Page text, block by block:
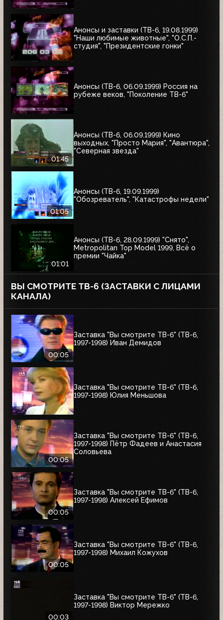
Анонсы и заставки (ТВ-6, 19.08.1999)
"Наши любимые животные", "О.С.П.-
студия", "Президентские гонки"
Анонсы (ТВ-6, 06.09.1999) Россия на
рубеже веков, "Поколение ТВ-6"
01:45
Анонсы (ТВ-6, 06.09.1999) Кино
выходных, "Просто Мария", "Авантюра",
"Северная звезда"
01:05
Анонсы (ТВ-6, 19.09.1999)
"Обозреватель", "Катастрофы недели"
01:01
Анонсы (ТВ-6, 28.09.1999) "Снято",
Metropolitan Top Model 1999, Всё о
премии "Чайка"
ВЫ СМОТРИТЕ ТВ-6 (ЗАСТАВКИ С ЛИЦАМИ
КАНАЛА)
00:05
Заставка "Вы смотрите ТВ-6" (ТВ-6,
1997-1998) Иван Демидов
Заставка "Вы смотрите ТВ-6" (ТВ-6,
1997-1998) Юлия Меньшова
00:05
Заставка "Вы смотрите ТВ-6" (ТВ-6,
1997-1998) Пётр Фадеев и Анастасия
Соловьева
00:05
Заставка "Вы смотрите ТВ-6" (ТВ-6,
1997-1998) Алексей Ефимов
00:05
Заставка "Вы смотрите ТВ-6" (ТВ-6,
1997-1998) Михаил Кожухов
00:03
Заставка "Вы смотрите ТВ-6" (ТВ-6,
1997-1998) Виктор Мережко